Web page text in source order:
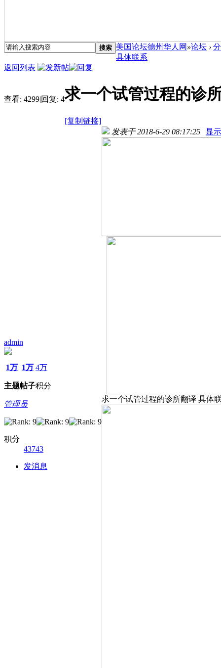
搜索 美国论坛德州华人网 »论坛 ›
具体联系
返回列表
查看: 4299|回复: 4求一个试管过程的诊
[复制链接]
admin
1万
主题
1万
帖子
4万
积分
管理员
积分
43743
发消息
发表于 2018-6-29 08:17:25 | 显
求一个试管过程的诊所翻译 具体